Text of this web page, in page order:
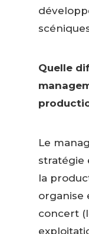
Quelle
Le
stratégie
la
organise
concert